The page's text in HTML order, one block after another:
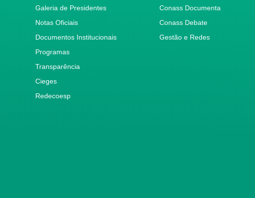
Galeria de Presidentes
Notas Oficiais
Documentos Institucionais
Programas
Transparência
Cieges
Redecoesp
Conass Documenta
Conass Debate
Gestão e Redes